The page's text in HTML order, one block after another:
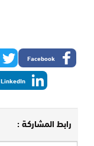
Facebook
LinkedIn
رابط المشاركة :